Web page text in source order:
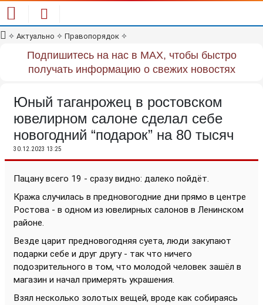
✧ Актуально ✧ Правопорядок ✧
Подпишитесь на нас в MAX, чтобы быстро
получать информацию о свежих новостях
Юный таганрожец в ростовском
ювелирном салоне сделал себе
новогодний “подарок” на 80 тысяч
30.12.2023 13:25
Пацану всего 19 - сразу видно: далеко пойдёт.
Кража случилась в предновогодние дни прямо в центре
Ростова - в одном из ювелирных салонов в Ленинском
районе.
Везде царит предновогодняя суета, люди закупают
подарки себе и друг другу - так что ничего
подозрительного в том, что молодой человек зашёл в
магазин и начал примерять украшения.
Взял несколько золотых вещей, вроде как собираясь